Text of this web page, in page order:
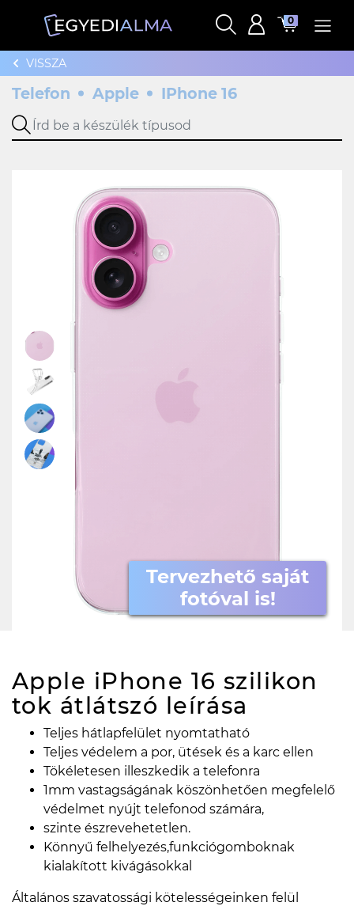
0
VISSZA
Telefon Apple IPhone 16
Tervezhető saját
fotóval is!
Apple iPhone 16 szilikon
tok átlátszó leírása
Teljes hátlapfelület nyomtatható
Teljes védelem a por, ütések és a karc ellen
Tökéletesen illeszkedik a telefonra
1mm vastagságának köszönhetően megfelelő
védelmet nyújt telefonod számára,
szinte észrevehetetlen.
Könnyű felhelyezés,funkciógomboknak
kialakított kivágásokkal
Általános szavatossági kötelességeinken felül